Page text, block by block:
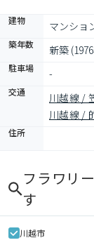
建物 マンショ
築年数 新築
駐車場 -
交通 川越線 /
川越線 /
住所
フラワリ
す
川越市